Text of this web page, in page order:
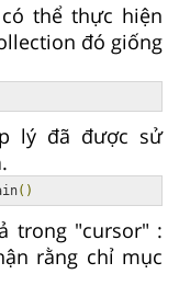
thể thực hiện
đó giống
lý đã được sử
.
()
trong "cursor" :
rằng chỉ mục